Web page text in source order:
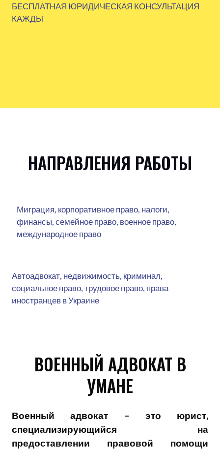
БЕСПЛАТНАЯ ЮРИДИЧЕСКАЯ КОНСУЛЬТАЦИЯ
КАЖДЫ
НАПРАВЛЕНИЯ РАБОТЫ
Миграция, корпоративное право, налоги,
финансы, семейное право, военное право,
международное право
Автоадвокат, недвижимость, криминал,
социальное право, трудовое право, права
иностранцев в Украине
ВОЕННЫЙ АДВОКАТ В
УМАНЕ
Военный адвокат – это юрист,
специализирующийся на
предоставлении правовой помощи